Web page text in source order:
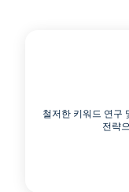
철저한 키워드 연구
전략